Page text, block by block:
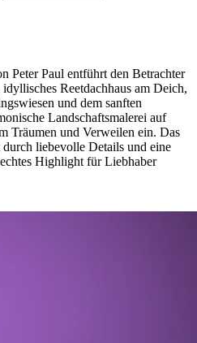
Peter Paul entführt den Betrachter
Reetdachhaus am Deich,
und dem sanften
Landschaftsmalerei auf
Träumen und Verweilen ein. Das
liebevolle Details und eine
Highlight für Liebhaber